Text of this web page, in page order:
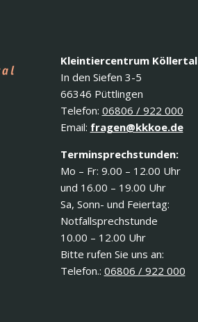
Kleintiercentrum Köllertal
In den Siefen 3-5
66346 Püttlingen
Telefon: 06806 / 922 000
Email: fragen@kkkoe.de
Terminsprechstunden:
Mo – Fr: 9.00 – 12.00 Uhr
und 16.00 – 19.00 Uhr
Sa, Sonn- und Feiertag:
Notfallsprechstunde
10.00 – 12.00 Uhr
Bitte rufen Sie uns an:
Telefon.: 06806 / 922 000